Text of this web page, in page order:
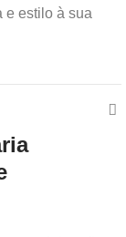
e estilo à sua